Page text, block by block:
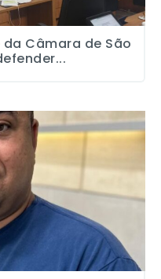
Câmara de São
Elias Aredes Jr. e